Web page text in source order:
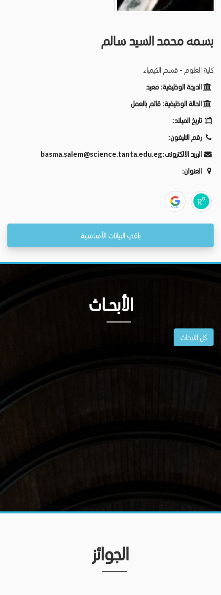
بسمه محمد السيد سالم
كلية العلوم - قسم الكيمياء
الدرجة الوظيفية: معيد
الحالة الوظيفية: قائم بالعمل
تاريخ الميلاد:
رقم التليفون:
البريد الالكترونى:basma.salem@science.tanta.edu.eg
العنوان:
باقي البيانات الأساسية
الأبحــاث
كل الابحاث
الجوائز